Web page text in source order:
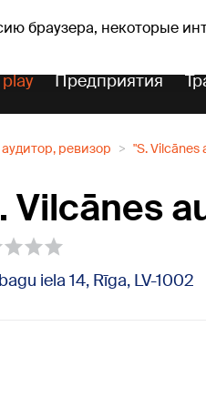
браузера, некоторые
Madars Прогноз погоды
play Предприятия
аудитор, ревизор "S. Vilcānes
Vilcānes
iela 14, Rīga, LV-1002